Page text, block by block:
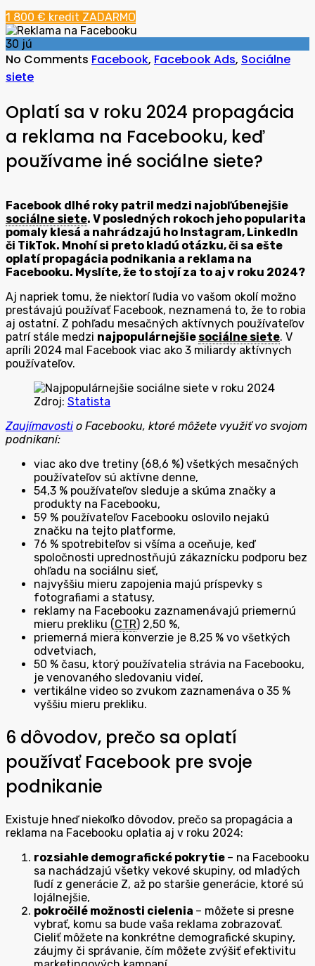
1 800 € kredit ZADARMO
30 jú
No Comments Facebook, Facebook Ads, Sociálne
siete
Oplatí sa v roku 2024 propagácia
a reklama na Facebooku, keď
používame iné sociálne siete?
Facebook dlhé roky patril medzi najobľúbenejšie
sociálne siete. V posledných rokoch jeho popularita
pomaly klesá a nahrádzajú ho Instagram, LinkedIn
či TikTok. Mnohí si preto kladú otázku, či sa ešte
oplatí propagácia podnikania a reklama na
Facebooku. Myslíte, že to stojí za to aj v roku 2024?
Aj napriek tomu, že niektorí ľudia vo vašom okolí možno
prestávajú používať Facebook, neznamená to, že to robia
aj ostatní. Z pohľadu mesačných aktívnych používateľov
patrí stále medzi najpopulárnejšie sociálne siete. V
apríli 2024 mal Facebook viac ako 3 miliardy aktívnych
používateľov.
Zdroj: Statista
Zaujímavosti o Facebooku, ktoré môžete využiť vo svojom
podnikaní:
viac ako dve tretiny (68,6 %) všetkých mesačných
používateľov sú aktívne denne,
54,3 % používateľov sleduje a skúma značky a
produkty na Facebooku,
59 % používateľov Facebooku oslovilo nejakú
značku na tejto platforme,
76 % spotrebiteľov si všíma a oceňuje, keď
spoločnosti uprednostňujú zákaznícku podporu bez
ohľadu na sociálnu sieť,
najvyššiu mieru zapojenia majú príspevky s
fotografiami a statusy,
reklamy na Facebooku zaznamenávajú priemernú
mieru prekliku (CTR) 2,50 %,
priemerná miera konverzie je 8,25 % vo všetkých
odvetviach,
50 % času, ktorý používatelia strávia na Facebooku,
je venovaného sledovaniu videí,
vertikálne video so zvukom zaznamenáva o 35 %
vyššiu mieru prekliku.
6 dôvodov, prečo sa oplatí
používať Facebook pre svoje
podnikanie
Existuje hneď niekoľko dôvodov, prečo sa propagácia a
reklama na Facebooku oplatia aj v roku 2024:
rozsiahle demografické pokrytie – na Facebooku
sa nachádzajú všetky vekové skupiny, od mladých
ľudí z generácie Z, až po staršie generácie, ktoré sú
lojálnejšie,
pokročilé možnosti cielenia – môžete si presne
vybrať, komu sa bude vaša reklama zobrazovať.
Cieliť môžete na konkrétne demografické skupiny,
záujmy či správanie, čím môžete zvýšiť efektivitu